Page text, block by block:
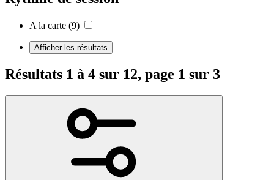
A la carte (9)
Afficher les résultats
Résultats 1 à 4 sur 12, page 1 sur 3